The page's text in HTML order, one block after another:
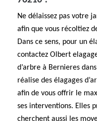
Ne délaissez pas votre
afin que vous récoltiez
Dans ce sens, pour un
contactez Olbert
d’arbre à Bernieres
réalise des élagages
afin de vous offrir le
ses interventions. Elles
cherchent aussi les